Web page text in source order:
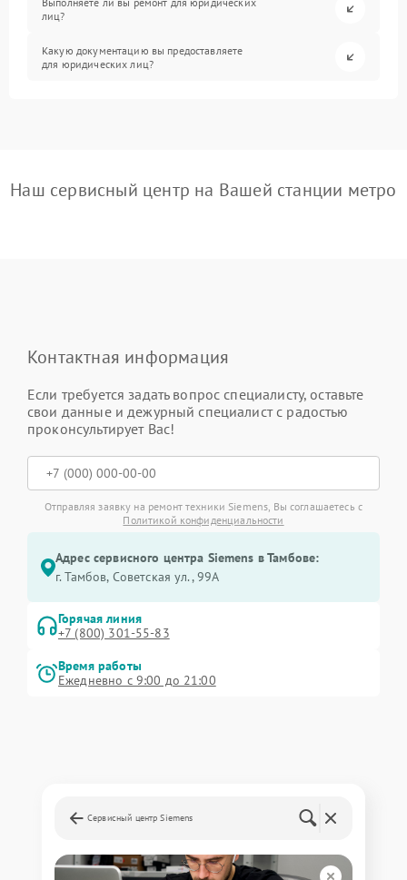
лиц?
Какую документацию вы предоставляете
для юридических лиц?
Наш сервисный центр на Вашей станции метро
Контактная информация
Если требуется задать вопрос специалисту, оставьте
свои данные и дежурный специалист с радостью
проконсультирует Вас!
Отправляя заявку на ремонт техники Siemens, Вы соглашаетесь с
Политикой конфиденциальности
Адрес сервисного центра Siemens в Тамбове:
г. Тамбов, Советская ул., 99А
Горячая линия
+7 (800) 301-55-83
Время работы
Ежедневно с 9:00 до 21:00
Сервисный центр Siemens